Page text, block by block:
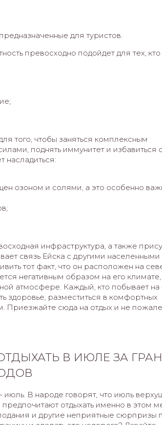
для туристов.
превосходно подойдет для тех, кто
того, чтобы заняться комплексным
поднять иммунитет и избавиться
насладиться:
озоном и солями, а это особенно
инфраструктура, а также
связь Ейска с другими населенными
тот факт, что он расположен на
негативным образом на его климате,
атмосфере. Каждый, кто побывает на
здоровье, разместиться в комфортных
Приезжайте сюда на отдых и не
В ИЮЛЕ ЗА
В народе говорят, что июль
отдыхать именно в этом
и другие неприятные сюрпризы